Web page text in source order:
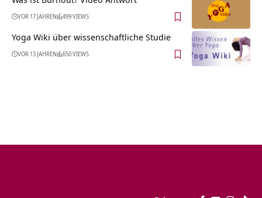
VOR 17 JAHREN 499 VIEWS
Yoga Wiki über wissenschaftliche Studie
VOR 13 JAHREN 650 VIEWS